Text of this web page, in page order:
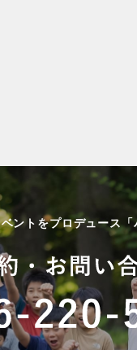
ントをプロデュース